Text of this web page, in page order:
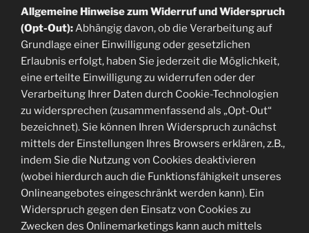
Allgemeine Hinweise zum Widerruf und Widerspruch
(Opt-Out): Abhängig davon, ob die Verarbeitung auf
Grundlage einer Einwilligung oder gesetzlichen
Erlaubnis erfolgt, haben Sie jederzeit die Möglichkeit,
eine erteilte Einwilligung zu widerrufen oder der
Verarbeitung Ihrer Daten durch Cookie-Technologien
zu widersprechen (zusammenfassend als „Opt-Out“
bezeichnet). Sie können Ihren Widerspruch zunächst
mittels der Einstellungen Ihres Browsers erklären, z.B.,
indem Sie die Nutzung von Cookies deaktivieren
(wobei hierdurch auch die Funktionsfähigkeit unseres
Onlineangebotes eingeschränkt werden kann). Ein
Widerspruch gegen den Einsatz von Cookies zu
Zwecken des Onlinemarketings kann auch mittels